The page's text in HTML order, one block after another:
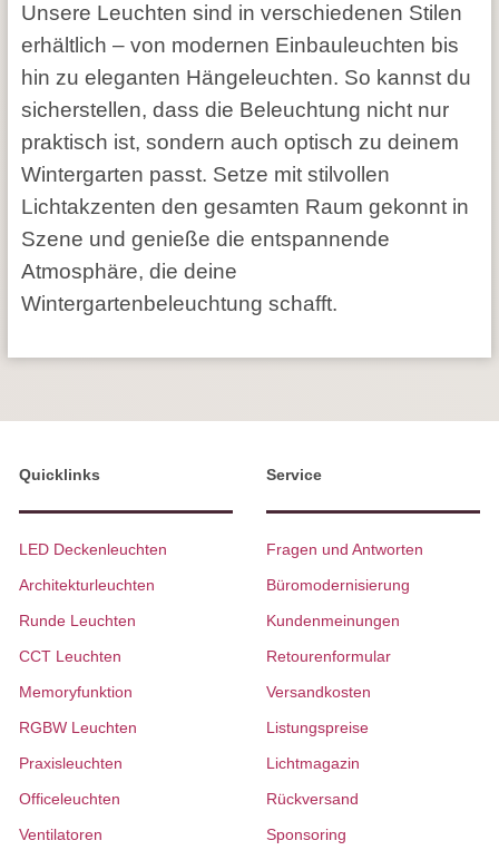
Unsere Leuchten sind in verschiedenen Stilen
erhältlich – von modernen Einbauleuchten bis
hin zu eleganten Hängeleuchten. So kannst du
sicherstellen, dass die Beleuchtung nicht nur
praktisch ist, sondern auch optisch zu deinem
Wintergarten passt. Setze mit stilvollen
Lichtakzenten den gesamten Raum gekonnt in
Szene und genieße die entspannende
Atmosphäre, die deine
Wintergartenbeleuchtung schafft.
Quicklinks
LED Deckenleuchten
Architekturleuchten
Runde Leuchten
CCT Leuchten
Memoryfunktion
RGBW Leuchten
Praxisleuchten
Officeleuchten
Ventilatoren
Service
Fragen und Antworten
Büromodernisierung
Kundenmeinungen
Retourenformular
Versandkosten
Listungspreise
Lichtmagazin
Rückversand
Sponsoring